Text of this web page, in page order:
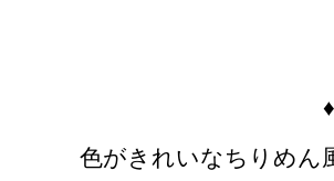
色がきれいなちりめん